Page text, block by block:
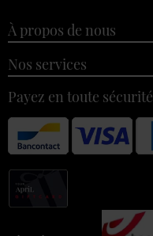
À propos de nous
Nos services
Payez en toute sécurité